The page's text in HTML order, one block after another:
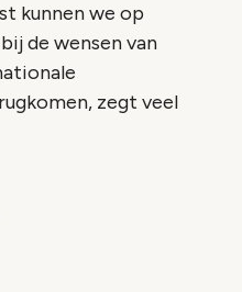
kunnen we op
de wensen van
zegt veel